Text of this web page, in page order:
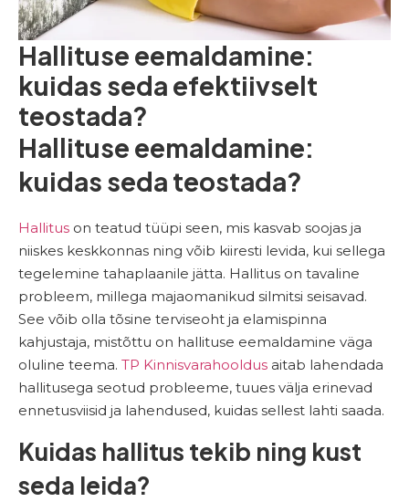
Hallituse eemaldamine:
kuidas seda efektiivselt
teostada?
Hallituse eemaldamine:
kuidas seda teostada?
Hallitus on teatud tüüpi seen, mis kasvab soojas ja
niiskes keskkonnas ning võib kiiresti levida, kui sellega
tegelemine tahaplaanile jätta. Hallitus on tavaline
probleem, millega majaomanikud silmitsi seisavad.
See võib olla tõsine terviseoht ja elamispinna
kahjustaja, mistõttu on hallituse eemaldamine väga
oluline teema. TP Kinnisvarahooldus aitab lahendada
hallitusega seotud probleeme, tuues välja erinevad
ennetusviisid ja lahendused, kuidas sellest lahti saada.
Kuidas hallitus tekib ning kust
seda leida?